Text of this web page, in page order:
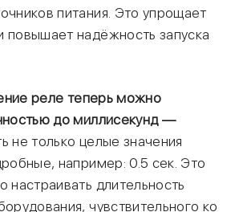
питания. Это упрощает
повышает надёжность запуска
реле теперь можно
до миллисекунд —
не только целые значения
например: 0.5 сек. Это
настраивать длительность
чувствительного ко